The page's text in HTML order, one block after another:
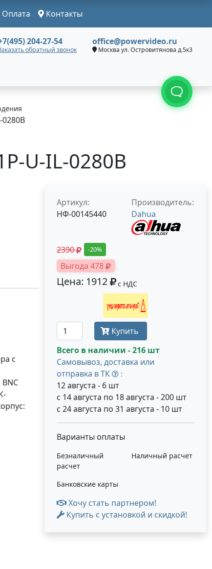
Оплата Контакты
204-27-54
обратный звонок
office@powervideo.ru
Москва ул. Островитянова д.5к3
0280B
U-IL-0280B
с
Артикул:
НФ-00145440
Производитель:
Dahua
2390 -20%
Выгода 478
Цена: 1912 с НДС
Получить оптовую цену
Купить
Всего в наличии - 216 шт
Самовывоз, доставка или
отправка в ТК
:
12 августа - 6 шт
с 14 августа по 18 августа - 200 шт
с 24 августа по 31 августа - 10 шт
Варианты оплаты
Безналичный
расчет
Наличный расчет
Банковские карты
Хочу стать партнером!
Купить с установкой и скидкой!